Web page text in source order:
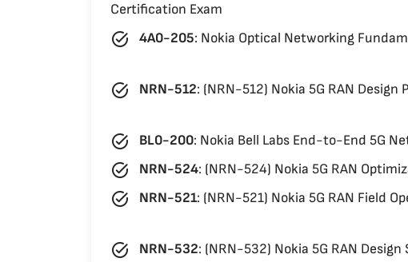
Certification Exam
task_alt 4A0-205: Nokia Optical Networking
task_alt NRN-512: (NRN-512) Nokia 5G RAN Design
task_alt BL0-200: Nokia Bell Labs End-to-End 5G
task_alt NRN-524: (NRN-524) Nokia 5G RAN
task_alt NRN-521: (NRN-521) Nokia 5G RAN Field
task_alt NRN-532: (NRN-532) Nokia 5G RAN Design